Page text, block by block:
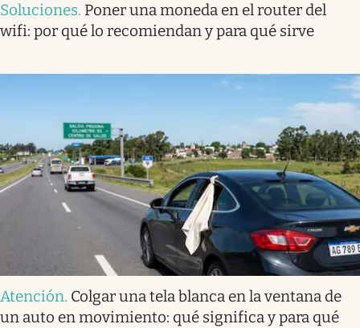
Soluciones. Poner una moneda en el router del
wifi: por qué lo recomiendan y para qué sirve
Atención. Colgar una tela blanca en la ventana de
un auto en movimiento: qué significa y para qué